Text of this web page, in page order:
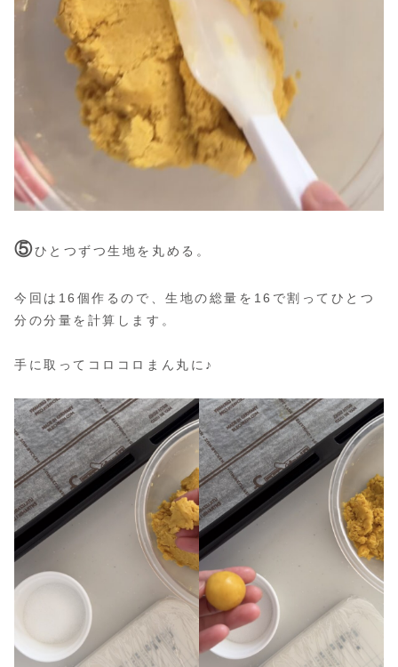
⑤ひとつずつ生地を丸める。
今回は16個作るので、生地の総量を16で割ってひとつ
分の分量を計算します。
手に取ってコロコロまん丸に♪